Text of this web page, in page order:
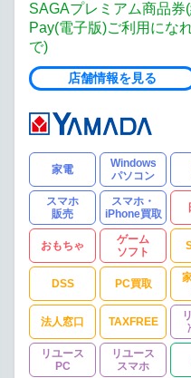
SAGAプレミアム商品券
Pay(電子版)ご利用にな
で)
店舗情報を見る
家電
Windows
パソコン
スマホ
販売
スマホ・
iPhone買取
おもちゃ
ゲーム
ソフト
DSS PC買取
法人窓口 TAXFREE
リユース
PC
リユース
スマホ